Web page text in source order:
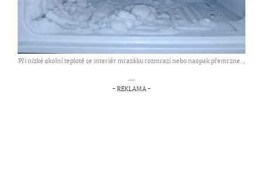
Při nízké okolní teplotě se interiér mrazáku rozmrazí nebo naopak přemrzne. ,
...